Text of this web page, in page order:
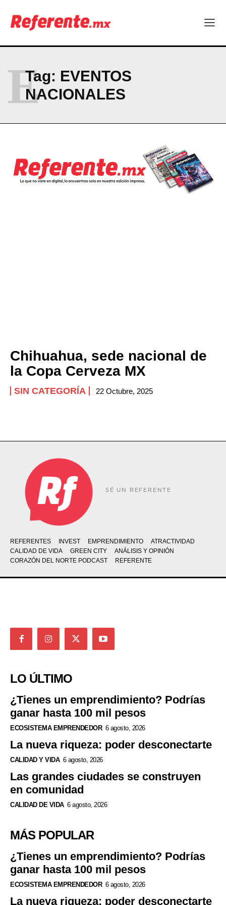
Empresas Responsables 2026?
ABOUT
CONTACT
Tag: EVENTOS
NACIONALES
E
Chihuahua, sede nacional de
la Copa Cerveza MX
SIN CATEGORÍA 22 Octubre, 2025
SÉ UN REFERENTE
REFERENTES INVEST EMPRENDIMIENTO
ATRACTIVIDAD
CALIDAD DE VIDA
GREEN CITY
ANÁLISIS Y OPINIÓN
CORAZÓN DEL NORTE PODCAST
REFERENTE
LO ÚLTIMO
¿Tienes un emprendimiento? Podrías
ganar hasta 100 mil pesos
ECOSISTEMA EMPRENDEDOR 6 agosto, 2026
La nueva riqueza: poder desconectarte
CALIDAD Y VIDA 6 agosto, 2026
Las grandes ciudades se construyen
en comunidad
CALIDAD DE VIDA 6 agosto, 2026
MÁS POPULAR
¿Tienes un emprendimiento? Podrías
ganar hasta 100 mil pesos
ECOSISTEMA EMPRENDEDOR 6 agosto, 2026
La nueva riqueza: poder desconectarte